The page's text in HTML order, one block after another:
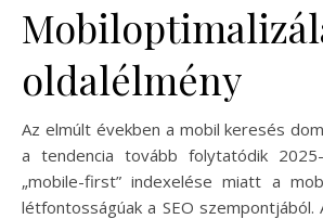
oldalélmény
Az elmúlt években a mobil keresés
a tendencia tovább folytatódik
„mobile-first” indexelése miatt a
létfontosságúak a SEO szempontjából.